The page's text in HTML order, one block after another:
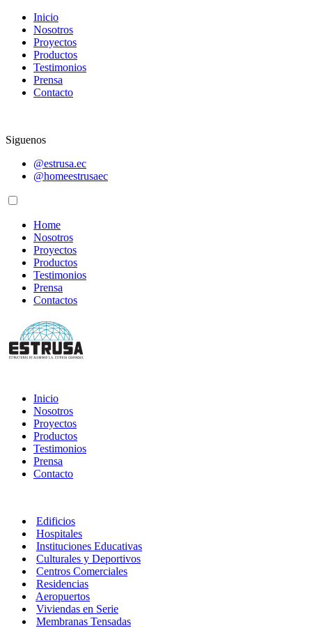
Inicio
Nosotros
Proyectos
Productos
Testimonios
Prensa
Contacto
Siguenos
@estrusa.ec
@homeestrusaec
Home
Nosotros
Proyectos
Productos
Testimonios
Prensa
Contactos
Inicio
Nosotros
Proyectos
Productos
Testimonios
Prensa
Contacto
Edificios
Hospitales
Instituciones Educativas
Culturales y Deportivos
Centros Comerciales
Residencias
Aeropuertos
Viviendas en Serie
Membranas Tensadas